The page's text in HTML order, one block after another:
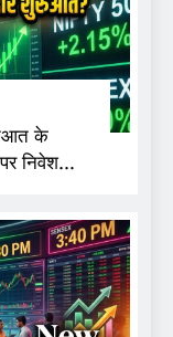
के
निवेशकों